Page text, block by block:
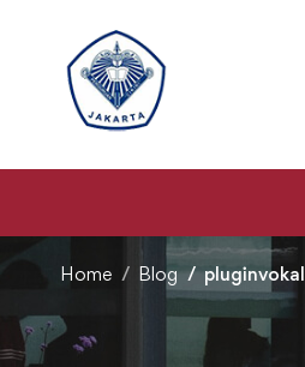
Home Blog pluginvokal